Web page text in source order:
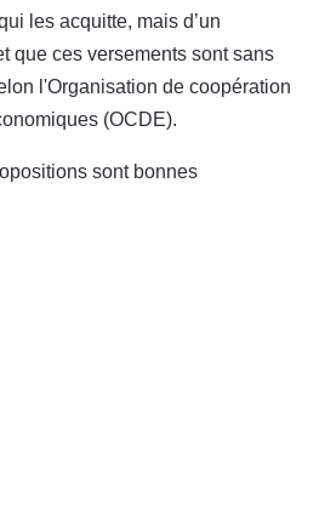
les acquitte, mais d’un
que ces versements sont sans
l'Organisation de coopération
(OCDE).
sont bonnes